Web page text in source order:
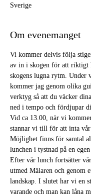
Sverige
Om evenemanget
Vi kommer delvis följa
av in i skogen för att riktigt
skogens lugna rytm. Under
kommer jag genom olika
verktyg så att du väcker
ned i tempo och fördjupar
Vid ca 13.00, när vi
stannar vi till för att inta vår
Möjlighet finns för samtal
lunchen i tystnad på en
Efter vår lunch fortsätter
utmed Mälaren och genom
landskap. I slutet har vi en
varande och man kan låna